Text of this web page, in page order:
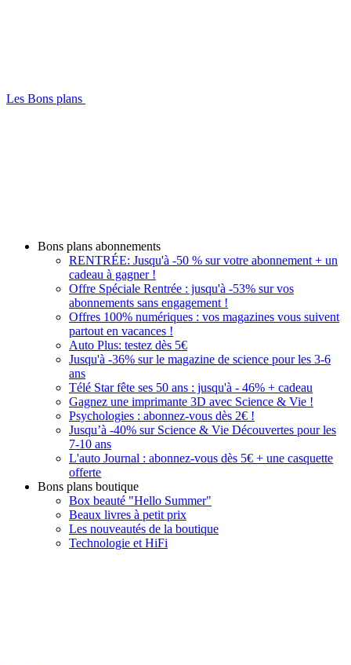
Les Bons plans
Bons plans abonnements
RENTRÉE: Jusqu'à -50 % sur votre abonnement + un
cadeau à gagner !
Offre Spéciale Rentrée : jusqu'à -53% sur vos
abonnements sans engagement !
Offres 100% numériques : vos magazines vous suivent
partout en vacances !
Auto Plus: testez dès 5€
Jusqu'à -36% sur le magazine de science pour les 3-6
ans
Télé Star fête ses 50 ans : jusqu'à - 46% + cadeau
Gagnez une imprimante 3D avec Science & Vie !
Psychologies : abonnez-vous dès 2€ !
Jusqu’à -40% sur Science & Vie Découvertes pour les
7-10 ans
L'auto Journal : abonnez-vous dès 5€ + une casquette
offerte
Bons plans boutique
Box beauté "Hello Summer"
Beaux livres à petit prix
Les nouveautés de la boutique
Technologie et HiFi